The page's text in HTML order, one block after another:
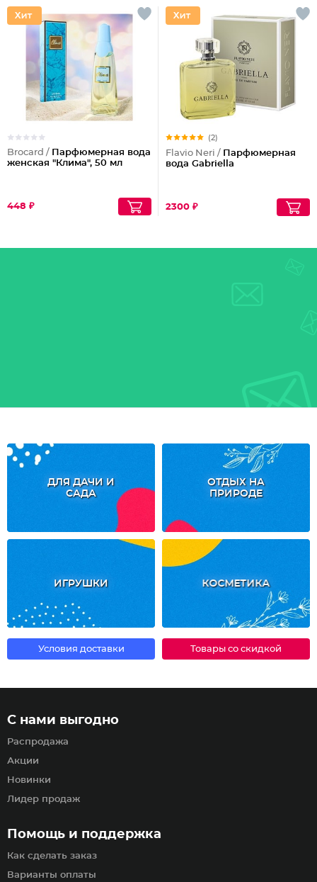
Brocard / Парфюмерная вода
женская "Клима", 50 мл
448 ₽
(2)
Flavio Neri / Парфюмерная
вода Gabriella
2300 ₽
ДЛЯ ДАЧИ И
САДА
ОТДЫХ НА
ПРИРОДЕ
ИГРУШКИ КОСМЕТИКА
Условия доставки Товары со скидкой
Помощь и поддержка
Как сделать заказ
Варианты оплаты
С нами выгодно
Распродажа
Акции
Новинки
Лидер продаж